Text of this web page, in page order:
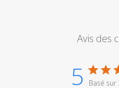
Avis des
5 Basé sur